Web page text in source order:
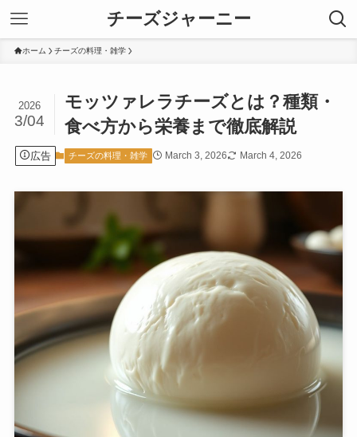
チーズジャーニー
ホーム チーズの料理・雑学
モッツァレラチーズとは？種類・
食べ方から栄養まで徹底解説
2026
3/04
広告 チーズの料理・雑学 March 3, 2026 March 4, 2026